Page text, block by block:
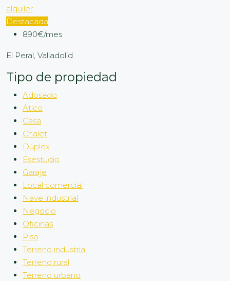
alquiler
Destacada
890€/mes
El Peral, Valladolid
Tipo de propiedad
Adosado
Ático
Casa
Chalet
Dúplex
Esestudio
Garaje
Local comercial
Nave industrial
Negocio
Oficinas
Piso
Terreno industrial
Terreno rural
Terreno urbano